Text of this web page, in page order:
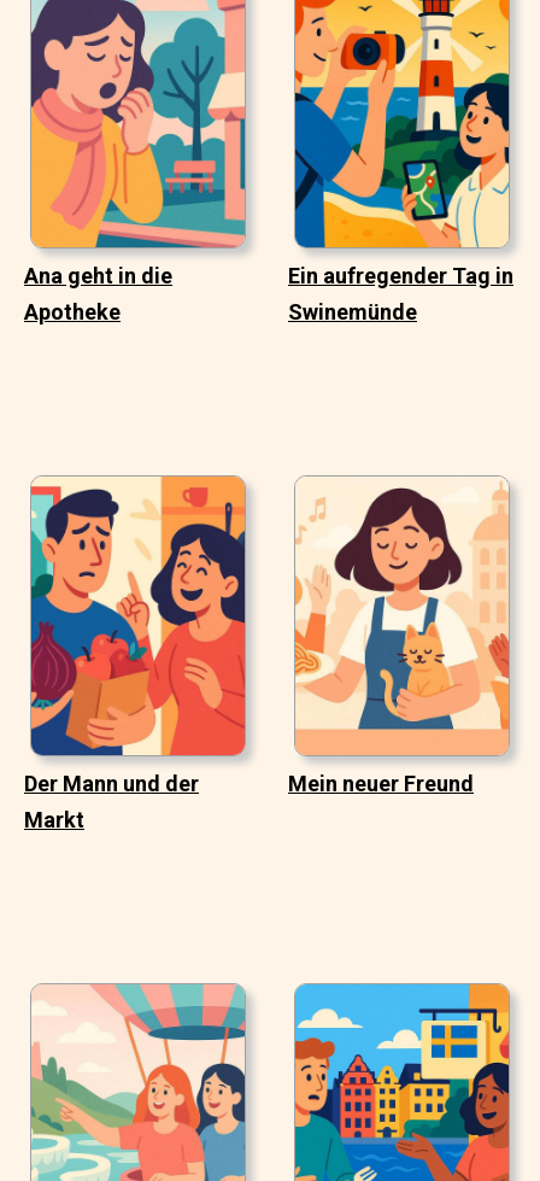
Ana geht in die
Apotheke
Ein aufregender Tag in
Swinemünde
Der Mann und der
Markt
Mein neuer Freund